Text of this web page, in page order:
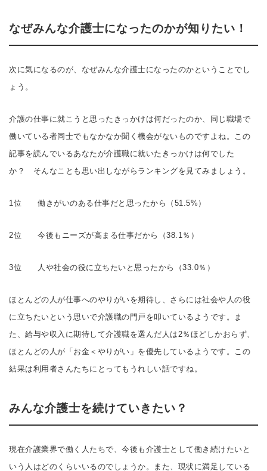
なぜみんな介護士になったのかが知りたい！
次に気になるのが、なぜみんな介護士になったのかということでし
ょう。
介護の仕事に就こうと思ったきっかけは何だったのか、同じ職場で
働いている者同士でもなかなか聞く機会がないものですよね。この
記事を読んでいるあなたが介護職に就いたきっかけは何でした
か？ そんなことも思い出しながらランキングを見てみましょう。
1位 働きがいのある仕事だと思ったから（51.5%）
2位 今後もニーズが高まる仕事だから（38.1％）
3位 人や社会の役に立ちたいと思ったから（33.0％）
ほとんどの人が仕事へのやりがいを期待し、さらには社会や人の役
に立ちたいという思いで介護職の門戸を叩いているようです。ま
た、給与や収入に期待して介護職を選んだ人は2％ほどしかおらず、
ほとんどの人が「お金＜やりがい」を優先しているようです。この
結果は利用者さんたちにとってもうれしい話ですね。
みんな介護士を続けていきたい？
現在介護業界で働く人たちで、今後も介護士として働き続けたいと
いう人はどのくらいいるのでしょうか。また、現状に満足している